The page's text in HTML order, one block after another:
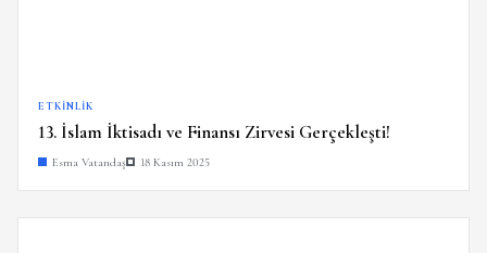
ETKINLIK
13. İslam İktisadı ve Finansı Zirvesi Gerçekleşti!
Esma Vatandaş 18 Kasım 2025